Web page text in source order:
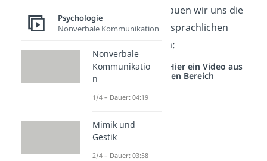
. Schauen wir uns die
drei Funktionen des sprachlichen
Zeichens genauer an:
Studyflix vernetzt: Hier ein Video aus
einem anderen Bereich
Psychologie
Nonverbale Kommunikation
Nonverbale
Kommunikatio
n
1/4 – Dauer: 04:19
Mimik und
Gestik
2/4 – Dauer: 03:58